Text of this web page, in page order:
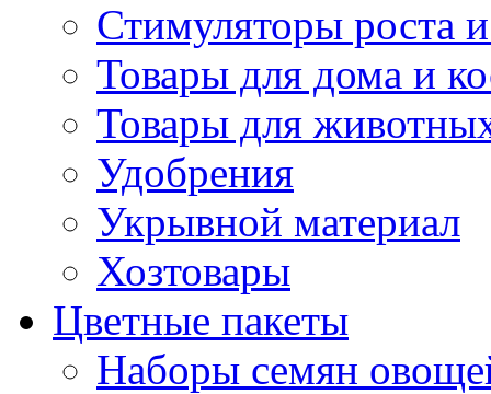
Стимуляторы роста и
Товары для дома и
Товары для
Удобрения
Укрывной материал
Хозтовары
Цветные пакеты
Наборы семян